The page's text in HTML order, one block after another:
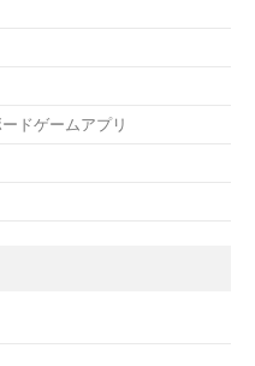
ドゲームアプリ